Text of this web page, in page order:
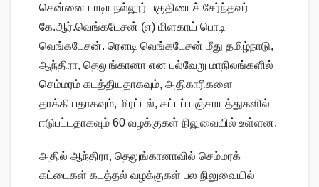
சென்னை பாடியநல்லூர் பகுதியைச் சேர்ந்தவர்
கே.ஆர்.வெங்கடேசன் (எ) மிளகாய் பொடி
வெங்கடேசன். ரௌடி வெங்கடேசன் மீது தமிழ்நாடு,
ஆந்திரா, தெலுங்கானா என பல்வேறு மாநிலங்களில்
செம்மரம் கடத்தியதாகவும், அதிகாரிகளை
தாக்கியதாகவும், மிரட்டல், கட்டப் பஞ்சாயத்துகளில்
ஈடுபட்டதாகவும் 60 வழக்குகள் நிலுவையில் உள்ளன.
அதில் ஆந்திரா, தெலுங்கானாவில் செம்மரக்
கட்டைகள் கடத்தல் வழக்குகள் பல நிலுவையில்